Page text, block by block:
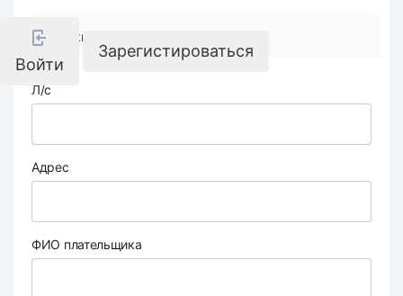
Войти
Зарегистироваться
Реквизиты компании
Л/с
Адрес
ФИО плательщика